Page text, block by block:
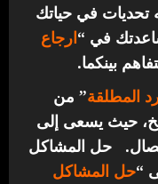
تحديات في حياتك
في “ارجاع
بينكما.
المطلقة” من
حيث يسعى إلى
حل المشاكل
“حل المشاكل